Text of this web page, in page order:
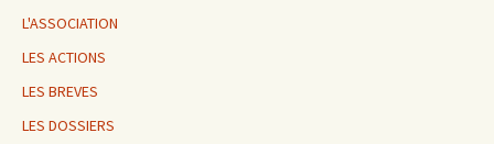
L'ASSOCIATION
LES ACTIONS
LES BREVES
LES DOSSIERS